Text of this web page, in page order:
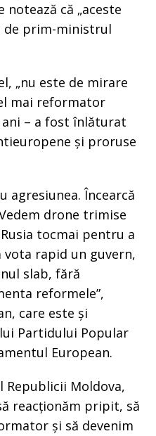
că „aceste
de prim-ministrul
„nu este de mirare
mai reformator
– a fost înlăturat
și proruse
agresiunea. Încearcă
drone trimise
tocmai pentru a
vota rapid un guvern,
slab, fără
reformele”,
care este și
Partidului Popular
European.
Republicii Moldova,
reacționăm pripit, să
și să devenim